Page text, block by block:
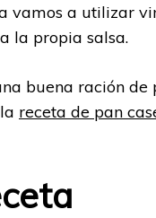
vamos a utilizar
la propia salsa.
buena ración
receta de pan